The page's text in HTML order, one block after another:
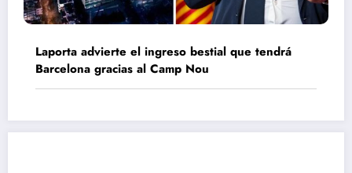
Laporta advierte el ingreso bestial que tendrá
Barcelona gracias al Camp Nou